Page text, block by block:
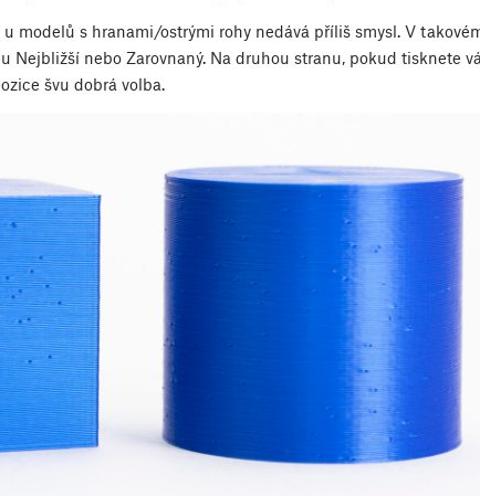
modelů s hranami/ostrými rohy nedává příliš smysl. V
Nejbližší nebo Zarovnaný. Na druhou stranu, pokud tisknete
švu dobrá volba.